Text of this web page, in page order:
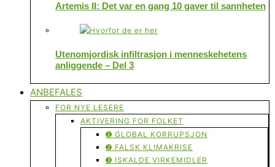
Artemis II: Det var en gang 10 gaver til sannheten
Utenomjordisk infiltrasjon i menneskehetens
anliggende – Del 3
ANBEFALES
FOR NYE LESERE
AKTIVERING FOR FOLKET
➊ GLOBAL KORRUPSJON
➋ FALSK KLIMAKRISE
➌ ISKALDE VIRKEMIDLER